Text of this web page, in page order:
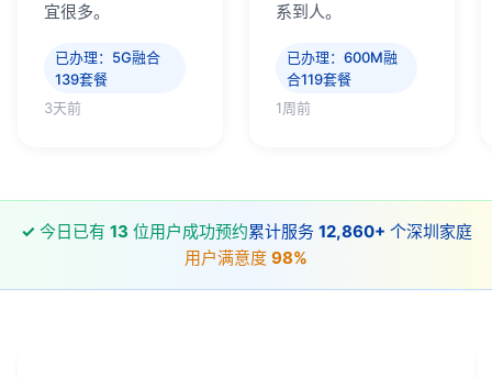
宜很多。
已办理：5G融合
139套餐
3天前
系到人。
已办理：600M融
合119套餐
1周前
✓今日已有 13 位用户成功预约累计服务 12,860+ 个深圳家庭
用户满意度 98%